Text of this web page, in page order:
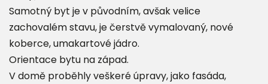
Samotný byt je v původním, avšak velice
zachovalém stavu, je čerstvě vymalovaný, nové
koberce, umakartové jádro.
Orientace bytu na západ.
V domě proběhly veškeré úpravy, jako fasáda,